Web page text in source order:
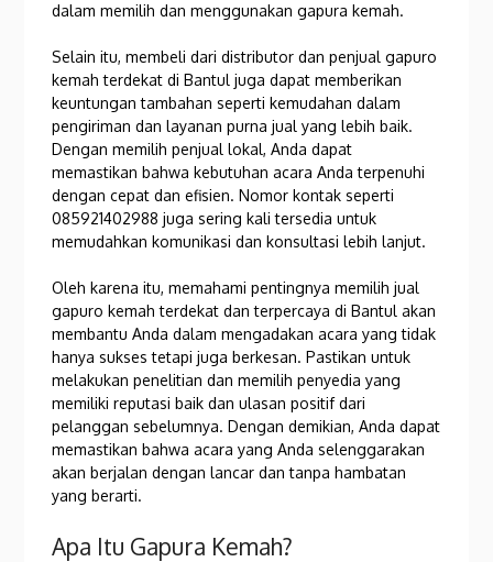
dalam memilih dan menggunakan gapura kemah.
Selain itu, membeli dari distributor dan penjual gapuro
kemah terdekat di Bantul juga dapat memberikan
keuntungan tambahan seperti kemudahan dalam
pengiriman dan layanan purna jual yang lebih baik.
Dengan memilih penjual lokal, Anda dapat
memastikan bahwa kebutuhan acara Anda terpenuhi
dengan cepat dan efisien. Nomor kontak seperti
085921402988 juga sering kali tersedia untuk
memudahkan komunikasi dan konsultasi lebih lanjut.
Oleh karena itu, memahami pentingnya memilih jual
gapuro kemah terdekat dan terpercaya di Bantul akan
membantu Anda dalam mengadakan acara yang tidak
hanya sukses tetapi juga berkesan. Pastikan untuk
melakukan penelitian dan memilih penyedia yang
memiliki reputasi baik dan ulasan positif dari
pelanggan sebelumnya. Dengan demikian, Anda dapat
memastikan bahwa acara yang Anda selenggarakan
akan berjalan dengan lancar dan tanpa hambatan
yang berarti.
Apa Itu Gapura Kemah?